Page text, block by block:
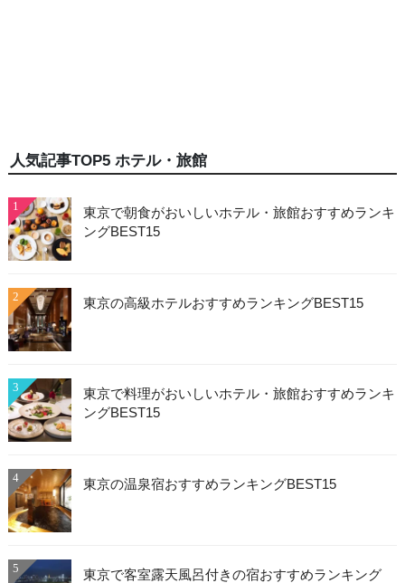
人気記事TOP5 ホテル・旅館
1
東京で朝食がおいしいホテル・旅館おすすめランキ
ングBEST15
2 東京の高級ホテルおすすめランキングBEST15
3
東京で料理がおいしいホテル・旅館おすすめランキ
ングBEST15
4 東京の温泉宿おすすめランキングBEST15
5
東京で客室露天風呂付きの宿おすすめランキング